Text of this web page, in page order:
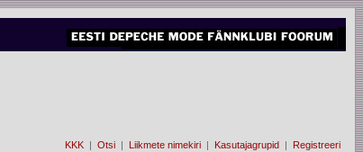
KKK | Otsi | Liikmete nimekiri | Kasutajagrupid | Registreeri